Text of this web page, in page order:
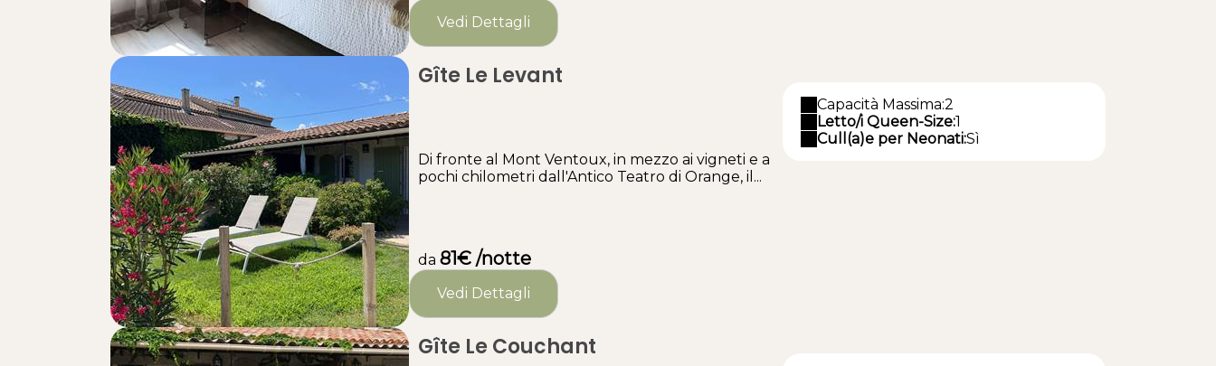
Vedi Dettagli
Gîte Le Levant
Di fronte al Mont Ventoux, in mezzo ai vigneti e a
pochi chilometri dall'Antico Teatro di Orange, il...
da 81€ /notte
Vedi Dettagli
Capacità Massima:2
Letto/i Queen-Size:1
Cull(a)e per Neonati:Sì
Gîte Le Couchant